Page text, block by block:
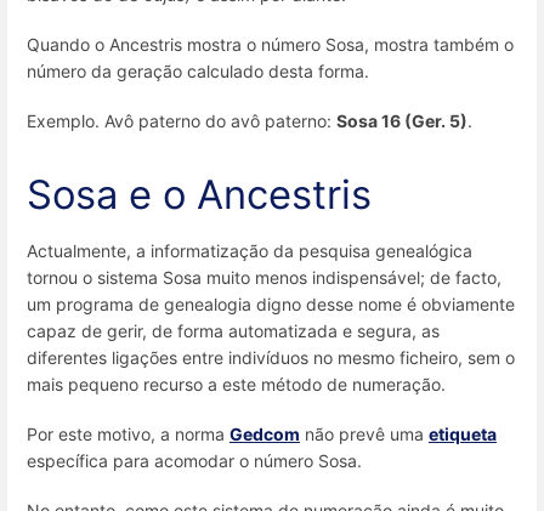
Quando o Ancestris mostra o número Sosa, mostra também o
número da geração calculado desta forma.
Exemplo. Avô paterno do avô paterno: Sosa 16 (Ger. 5).
Sosa e o Ancestris
Actualmente, a informatização da pesquisa genealógica
tornou o sistema Sosa muito menos indispensável; de facto,
um programa de genealogia digno desse nome é obviamente
capaz de gerir, de forma automatizada e segura, as
diferentes ligações entre indivíduos no mesmo ficheiro, sem o
mais pequeno recurso a este método de numeração.
Por este motivo, a norma Gedcom não prevê uma etiqueta
específica para acomodar o número Sosa.